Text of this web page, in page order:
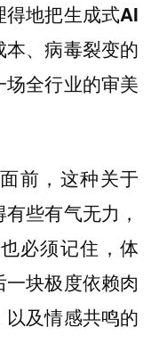
地把生成式AI
、病毒裂变的
全行业的审美
前，这种关于
些有气无力，
必须记住，体
块极度依赖肉
及情感共鸣的